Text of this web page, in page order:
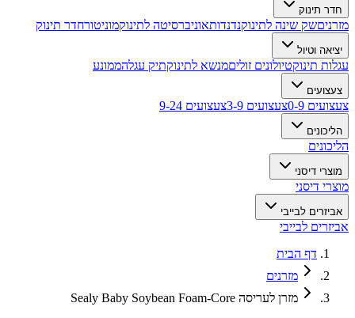
חדר תינוק
מזרניםשק שינה לתינוקנדנדותאוניברסיטה לתינוקמוניטורחדר תינוק
יציאה וטיול
עגלות תינוקטיולונים זוליםמנשא לתינוקתיק עגלהממונע
צעצועים
צעצועים 0-9 צעצועים 3-9 צעצועים 9-24
הליכונים
הליכונים
מוצרי דיסני
מוצרי דיסני
אביזרים לבייבי
אביזרים לבייבי
דף הבית
מזרנים
מזרן לעריסה Sealy Baby Soybean Foam-Core